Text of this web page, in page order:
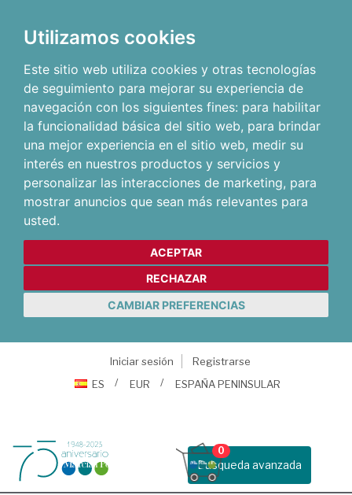
Utilizamos cookies
Este sitio web utiliza cookies y otras tecnologías
de seguimiento para mejorar su experiencia de
navegación con los siguientes fines: para habilitar
la funcionalidad básica del sitio web, para brindar
una mejor experiencia en el sitio web, medir su
interés en nuestros productos y servicios y
personalizar las interacciones de marketing, para
mostrar anuncios que sean más relevantes para
usted.
ACEPTAR
RECHAZAR
CAMBIAR PREFERENCIAS
Iniciar sesión
Registrarse
ES
EUR ESPAÑA PENINSULAR
Busqueda avanzada
0